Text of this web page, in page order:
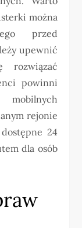
można
przed
upewnić
powinni
rejonie
24
dla osób